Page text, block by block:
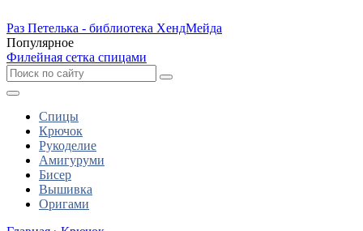
Раз Петелька - библиотека ХендМейда
Популярное
Филейная сетка спицами
Спицы
Крючок
Рукоделие
Амигуруми
Бисер
Вышивка
Оригами